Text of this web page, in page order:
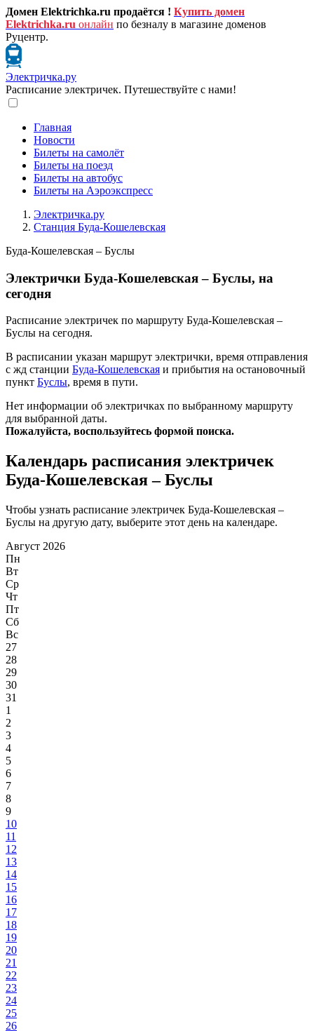
Домен Elektrichka.ru продаётся ! Купить домен
Elektrichka.ru онлайн по безналу в магазине доменов
Руцентр.
Электричка.ру
Расписание электричек. Путешествуйте с нами!
Главная
Новости
Билеты на самолёт
Билеты на поезд
Билеты на автобус
Билеты на Аэроэкспресс
Электричка.ру
Станция Буда-Кошелевская
Буда-Кошелевская – Буслы
Электрички Буда-Кошелевская – Буслы, на
сегодня
Расписание электричек по маршруту Буда-Кошелевская –
Буслы на сегодня.
В расписании указан маршрут электрички, время отправления
с жд станции Буда-Кошелевская и прибытия на остановочный
пункт Буслы, время в пути.
Нет информации об электричках по выбранному маршруту
для выбранной даты.
Пожалуйста, воспользуйтесь формой поиска.
Календарь расписания электричек
Буда-Кошелевская – Буслы
Чтобы узнать расписание электричек Буда-Кошелевская –
Буслы на другую дату, выберите этот день на календаре.
Август 2026
Пн
Вт
Ср
Чт
Пт
Сб
Вс
27
28
29
30
31
1
2
3
4
5
6
7
8
9
10
11
12
13
14
15
16
17
18
19
20
21
22
23
24
25
26